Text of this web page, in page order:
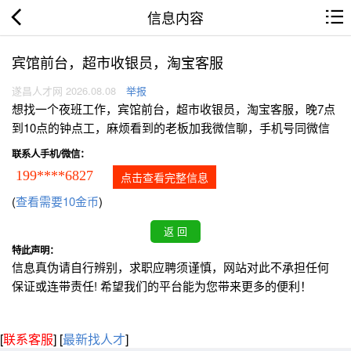
信息内容
宾馆前台，超市收银员，淘宝客服
遂昌人才网 2026.08.08 举报
想找一个夜班工作，宾馆前台，超市收银员，淘宝客服，晚7点
到10点的钟点工，麻烦看到的老板加我微信聊，手机号同微信
联系人手机/微信：
199****6827 点击查看完整信息
(查看需要10金币)
特此声明：
信息真伪请自行辨别，求职应聘须谨慎，网站对此不承担任何
保证或连带责任! 希望我们的平台能为您带来更多的便利！
[联系客服] [最新找人才]